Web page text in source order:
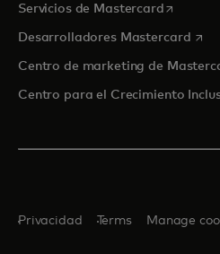
Servicios de Mastercardse abre
Desarrolladores Mastercard se
Centro de marketing de
Centro para el Crecimiento
Privacidad Terms Manage